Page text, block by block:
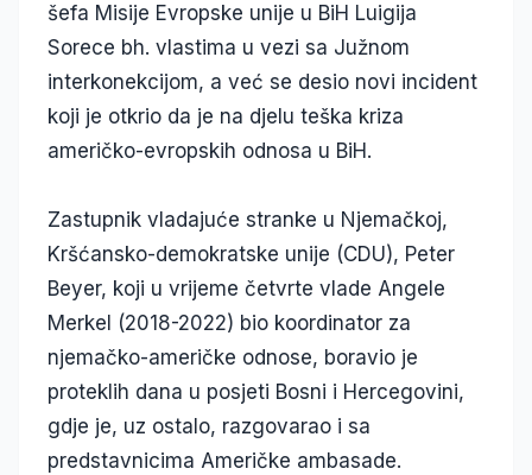
šefa Misije Evropske unije u BiH Luigija
Sorece bh. vlastima u vezi sa Južnom
interkonekcijom, a već se desio novi incident
koji je otkrio da je na djelu teška kriza
američko-evropskih odnosa u BiH.
Zastupnik vladajuće stranke u Njemačkoj,
Kršćansko-demokratske unije (CDU), Peter
Beyer, koji u vrijeme četvrte vlade Angele
Merkel (2018-2022) bio koordinator za
njemačko-američke odnose, boravio je
proteklih dana u posjeti Bosni i Hercegovini,
gdje je, uz ostalo, razgovarao i sa
predstavnicima Američke ambasade.